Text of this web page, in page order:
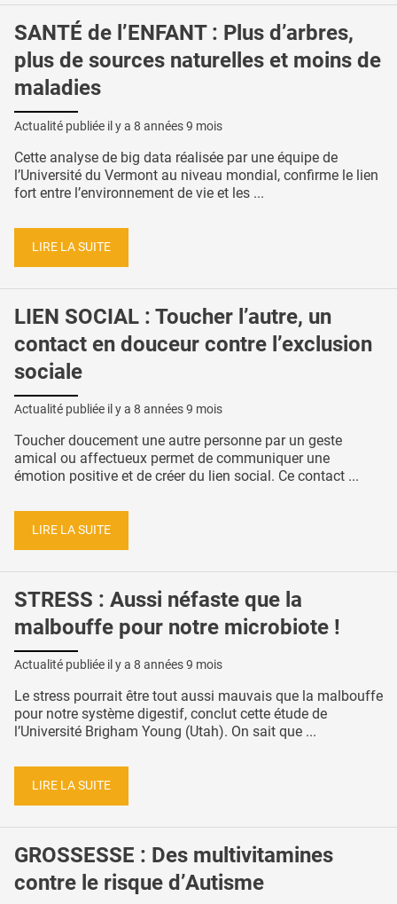
SANTÉ de l’ENFANT : Plus d’arbres,
plus de sources naturelles et moins de
maladies
Actualité publiée il y a 8 années 9 mois
Cette analyse de big data réalisée par une équipe de
l’Université du Vermont au niveau mondial, confirme le lien
fort entre l’environnement de vie et les ...
LIRE LA SUITE
LIEN SOCIAL : Toucher l’autre, un
contact en douceur contre l’exclusion
sociale
Actualité publiée il y a 8 années 9 mois
Toucher doucement une autre personne par un geste
amical ou affectueux permet de communiquer une
émotion positive et de créer du lien social. Ce contact ...
LIRE LA SUITE
STRESS : Aussi néfaste que la
malbouffe pour notre microbiote !
Actualité publiée il y a 8 années 9 mois
Le stress pourrait être tout aussi mauvais que la malbouffe
pour notre système digestif, conclut cette étude de
l’Université Brigham Young (Utah). On sait que ...
LIRE LA SUITE
GROSSESSE : Des multivitamines
contre le risque d’Autisme